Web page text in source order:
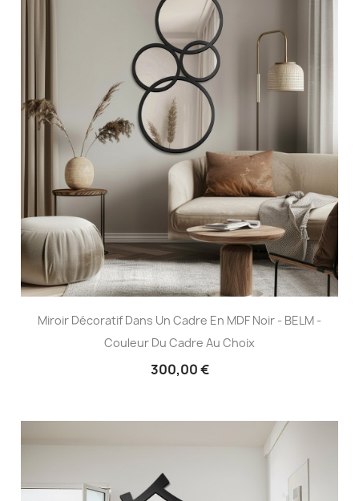
Miroir Décoratif Dans Un Cadre En MDF Noir - BELM -
Couleur Du Cadre Au Choix
300,00 €